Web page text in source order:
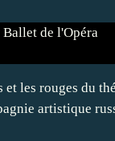
les rouges du
artistique